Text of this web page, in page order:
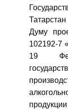
Думу
102192-7
19